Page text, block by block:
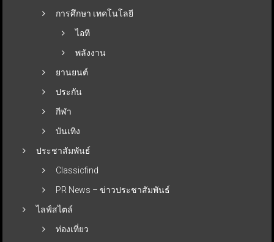
การศึกษา เทคโนโลยี
ไอที
พลังงาน
ยานยนต์
ประกัน
กีฬา
บันเทิง
ประชาสัมพันธ์
Classicfind
PR News – ข่าวประชาสัมพันธ์
ไลฟ์สไตล์
ท่องเที่ยว